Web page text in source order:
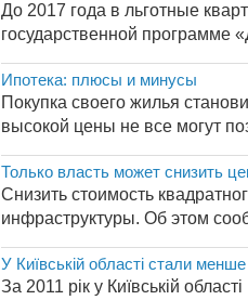
До 2017 года в льготные
государственной программе
Ипотека: плюсы и минусы
Покупка своего жилья
высокой цены не все могут
Только власть может снизить
Снизить стоимость
инфраструктуры. Об этом
У Київській області стали
За 2011 рік у Київській